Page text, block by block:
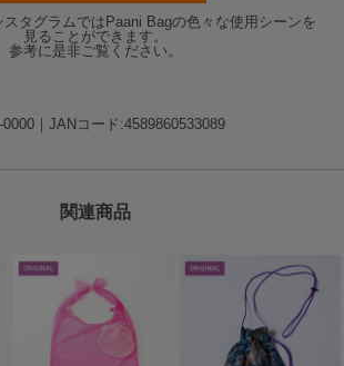
タグラムではPaani Bagの色々な使用シーンを
見ることができます。
参考に是非ご覧ください。
｜JANコード:4589860533089
関連商品